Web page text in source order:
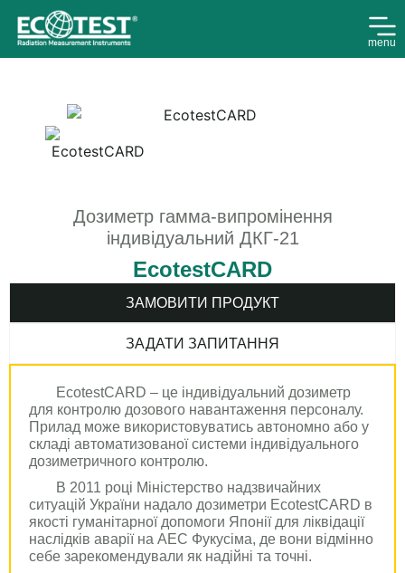
menu
Дозиметр гамма-випромінення
індивідуальний ДКГ-21
EcotestCARD
ЗАМОВИТИ ПРОДУКТ
ЗАДАТИ ЗАПИТАННЯ
EcotestCARD – це індивідуальний дозиметр
для контролю дозового навантаження персоналу.
Прилад може використовуватись автономно або у
складі автоматизованої системи індивідуального
дозиметричного контролю.
В 2011 році Міністерство надзвичайних
ситуацій України надало дозиметри EcotestCARD в
якості гуманітарної допомоги Японії для ліквідації
наслідків аварії на АЕС Фукусіма, де вони відмінно
себе зарекомендували як надійні та точні.